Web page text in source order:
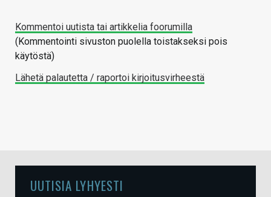
Kommentoi uutista tai artikkelia foorumilla
(Kommentointi sivuston puolella toistakseksi pois
käytöstä)
Lähetä palautetta / raportoi kirjoitusvirheestä
UUTISIA LYHYESTI